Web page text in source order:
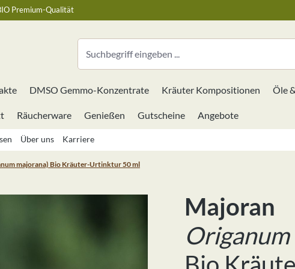
Premium-Qualität
DMSO Gemmo-Konzentrate Kräuter Kompositionen Öle
Räucherware Genießen Gutscheine Angebote
Über uns Karriere
majorana) Bio Kräuter-Urtinktur 50 ml
Majoran